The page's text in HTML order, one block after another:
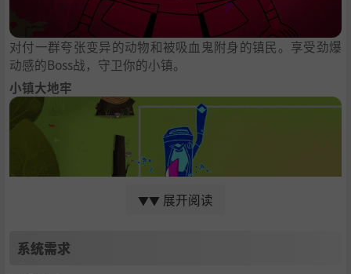
对付一群夸张变异的动物和被吸血鬼附身的镇民。享受劲爆
动感的Boss战，守卫你的小镇。
小镇大地牢
▼▼ 展开阅读
系统需求